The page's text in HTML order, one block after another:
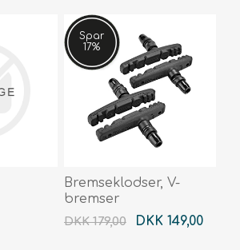
Spar
17%
Bremseklodser, V-
bremser
DKK 179,00 DKK 149,00